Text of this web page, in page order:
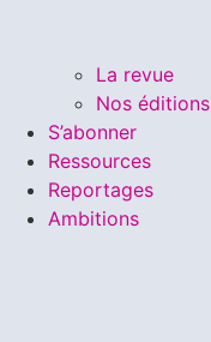
La revue
Nos éditions
S’abonner
Ressources
Reportages
Ambitions